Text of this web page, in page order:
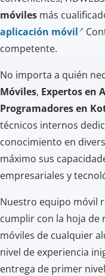
móviles más
aplicación móvil
competente.
No importa a quién
Móviles, Expertos en
Programadores en
técnicos internos
conocimiento en
máximo sus
empresariales y
Nuestro equipo móvil
cumplir con la hoja de
móviles de cualquier
nivel de experiencia
entrega de primer